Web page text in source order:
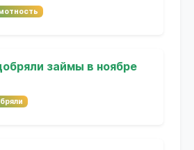
займы в ноябре